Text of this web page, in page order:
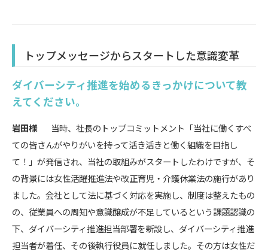
トップメッセージからスタートした意識変革
ダイバーシティ推進を始めるきっかけについて教
えてください。
岩田様
当時、社長のトップコミットメント「当社に働くすべ
ての皆さんがやりがいを持って活き活きと働く組織を目指し
て！」が発信され、当社の取組みがスタートしたわけですが、そ
の背景には女性活躍推進法や改正育児・介護休業法の施行があり
ました。会社として法に基づく対応を実施し、制度は整えたもの
の、従業員への周知や意識醸成が不足しているという課題認識の
下、ダイバーシティ推進担当部署を新設し、ダイバーシティ推進
担当者が着任、その後執行役員に就任しました。その方は女性だ